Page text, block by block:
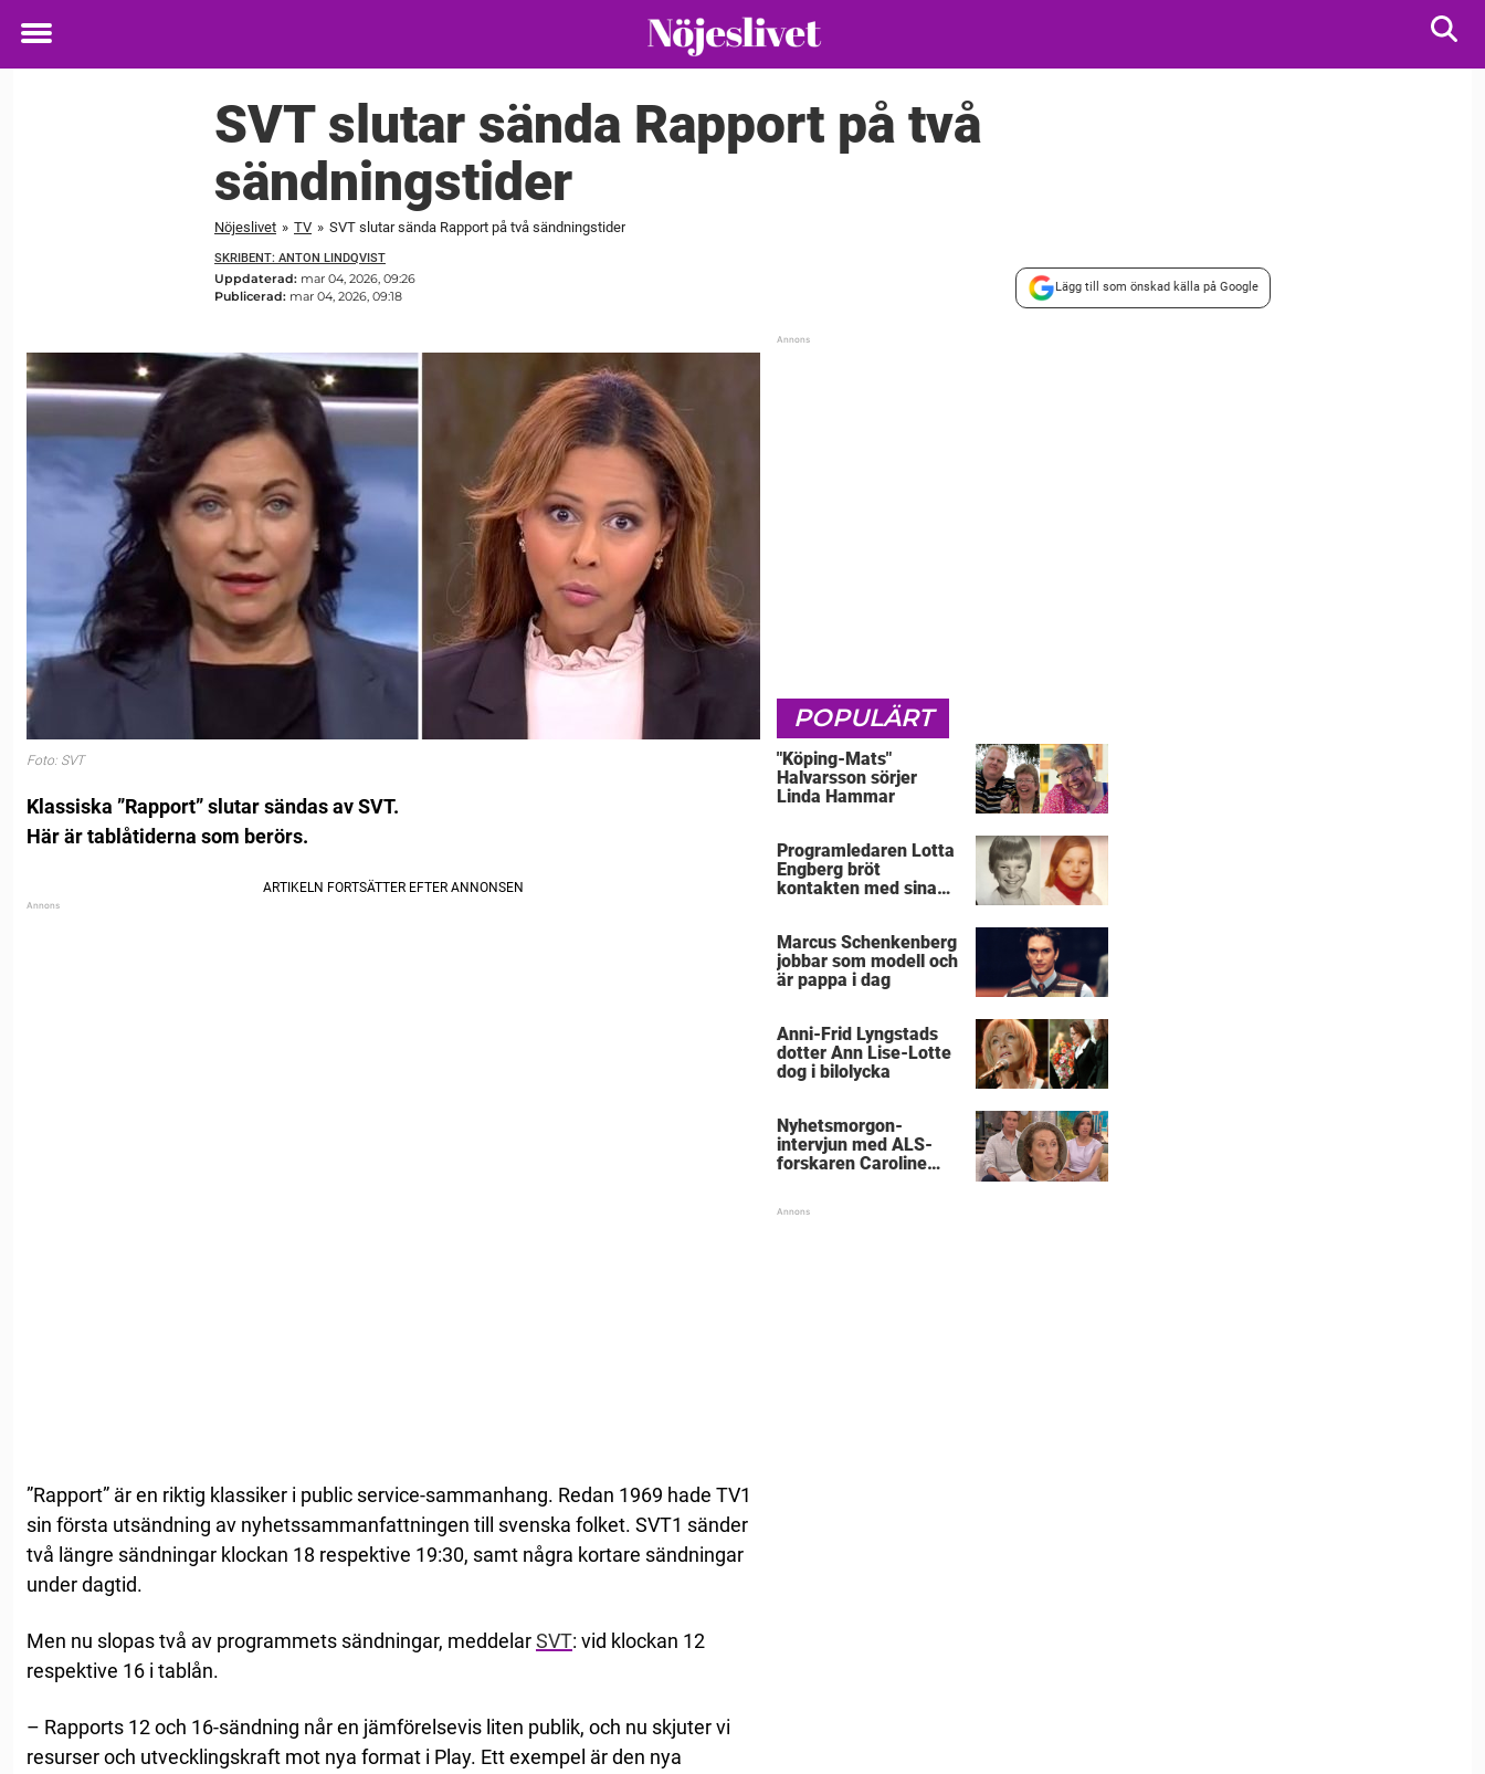
Toggle
SVT slutar sända Rapport på två
sändningstider
Nöjeslivet » TV » SVT slutar sända Rapport på två sändningstider
SKRIBENT: ANTON LINDQVIST
Uppdaterad: mar 04, 2026, 09:26
Publicerad: mar 04, 2026, 09:18
Lägg till som önskad källa på Google
Foto: SVT
Klassiska ”Rapport” slutar sändas av SVT.
Här är tablåtiderna som berörs.
”Rapport” är en riktig klassiker i public service-sammanhang. Redan 1969 hade TV1
sin första utsändning av nyhetssammanfattningen till svenska folket. SVT1 sänder
två längre sändningar klockan 18 respektive 19:30, samt några kortare sändningar
under dagtid.
Men nu slopas två av programmets sändningar, meddelarSVT: vid klockan 12
respektive 16 i tablån.
– Rapports 12 och 16-sändning når en jämförelsevis liten publik, och nu skjuter vi
resurser och utvecklingskraft mot nya format i Play. Ett exempel är den nya
POPULÄRT
"Köping-Mats"
Halvarsson sörjer
Linda Hammar
Programledaren Lotta
Engberg bröt
kontakten med sina
Marcus Schenkenberg
jobbar som modell och
är pappa i dag
Anni-Frid Lyngstads
dotter Ann Lise-Lotte
dog i bilolycka
Nyhetsmorgon-
intervjun med ALS-
forskaren Caroline